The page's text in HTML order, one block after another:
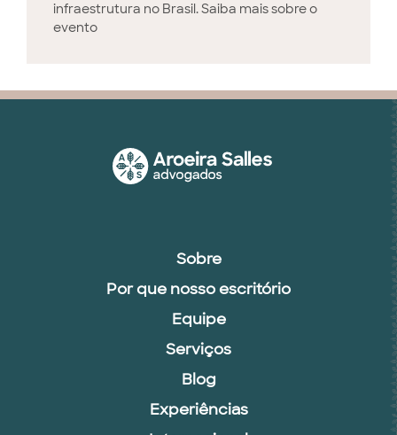
infraestrutura no Brasil. Saiba mais sobre o
evento
Sobre
Por que nosso escritório
Equipe
Serviços
Blog
Experiências